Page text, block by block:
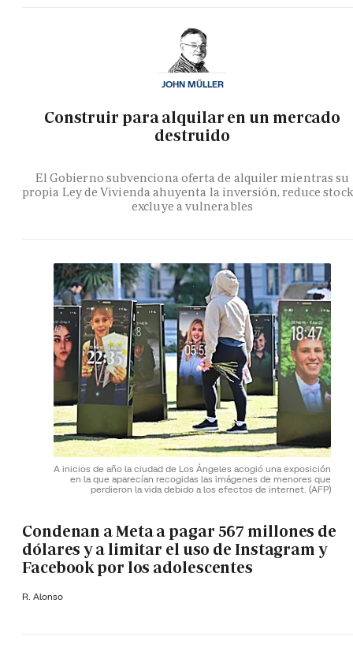
Construir para alquilar en un mercado
destruido
El Gobierno subvenciona oferta de alquiler mientras su
propia Ley de Vivienda ahuyenta la inversión, reduce
excluye a vulnerables
JOHN MÜLLER
A inicios de año la ciudad de Los Ángeles acogió una exposición
en la que aparecían recogidas las imágenes de menores que
perdieron la vida debido a los efectos de internet. (AFP)
Condenan a Meta a pagar 567 millones de
dólares y a limitar el uso de Instagram y
Facebook por los adolescentes
R. Alonso